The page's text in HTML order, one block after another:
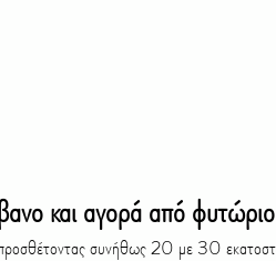
και αγορά από φυτώριο